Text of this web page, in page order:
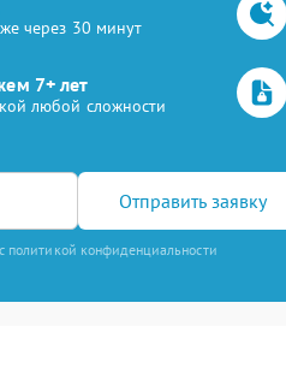
через 30 минут
7+ лет
любой сложности
Отправить заявку
политикой конфиденциальности